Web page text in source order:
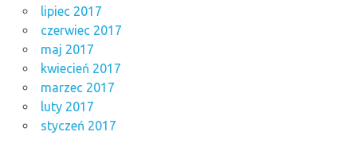
lipiec 2017
czerwiec 2017
maj 2017
kwiecień 2017
marzec 2017
luty 2017
styczeń 2017